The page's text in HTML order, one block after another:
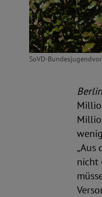
SoVD-
Berlin
„Aus
nicht